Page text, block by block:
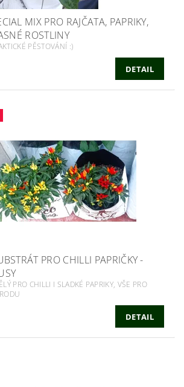
MIX PRO RAJČATA, PAPRIKY,
ROSTLINY
PĚSTOVÁNÍ :)
DETAIL
PRO CHILLI PAPRIČKY -
PRO CHILLI I SLADKÉ PAPRIKY, VŠE PRO
DETAIL